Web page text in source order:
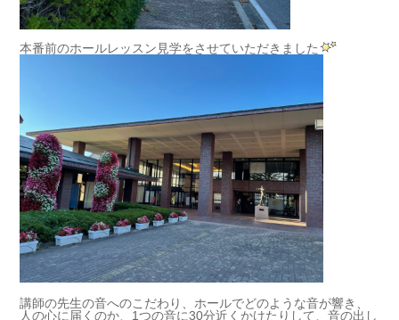
本番前のホールレッスン見学をさせていただきました
講師の先生の音へのこだわり、ホールでどのような音が響き、
人の心に届くのか、1つの音に30分近くかけたりして、音の出し